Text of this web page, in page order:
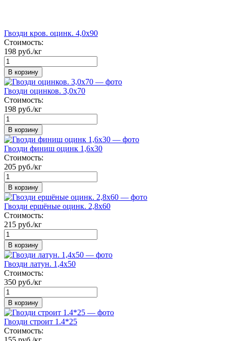
Гвозди кров. оцинк. 4,0х90
Стоимость:
198 руб./кг
В корзину
Гвозди оцинков. 3,0х70
Стоимость:
198 руб./кг
В корзину
Гвозди финиш оцинк 1,6х30
Стоимость:
205 руб./кг
В корзину
Гвозди ершёные оцинк. 2,8х60
Стоимость:
215 руб./кг
В корзину
Гвозди латун. 1,4х50
Стоимость:
350 руб./кг
В корзину
Гвозди строит 1.4*25
Стоимость: